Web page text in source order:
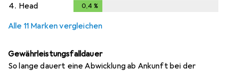
4. Head 0,4 %
Alle 11 Marken vergleichen
Gewährleistungsfalldauer
So lange dauert eine Abwicklung ab Ankunft bei der